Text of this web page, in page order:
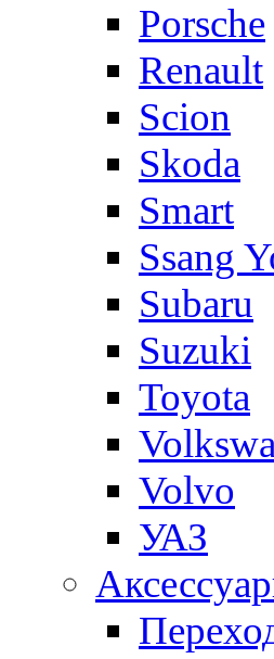
Porsche
Renault
Scion
Skoda
Smart
Ssang
Subaru
Suzuki
Toyota
Volvo
УАЗ